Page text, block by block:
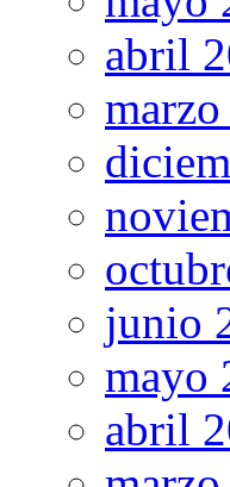
abril
junio
mayo
abril